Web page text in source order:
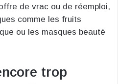
de vrac ou de réemploi,
comme les fruits
ou les masques beauté
trop